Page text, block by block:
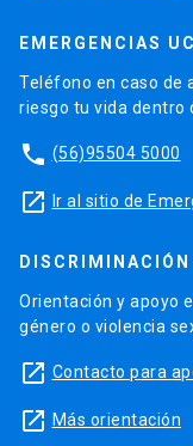
EMERGENCIAS UC
Teléfono en caso de
riesgo tu vida dentro
phone (56)95504 5000
launch Ir al sitio de
Orientación y apoyo
género o violencia
launch Contacto para
launch Más orientación